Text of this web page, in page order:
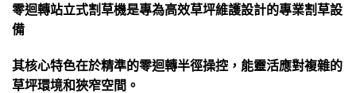
零迴轉站立式割草機是專為高效草坪維護設計的專業割草設
備
其核心特色在於精準的零迴轉半徑操控，能靈活應對複雜的
草坪環境和狹窄空間。